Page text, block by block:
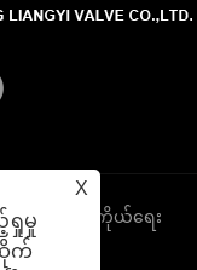
X
ရှုမှု
က်
XML ကိုယ်ရေး